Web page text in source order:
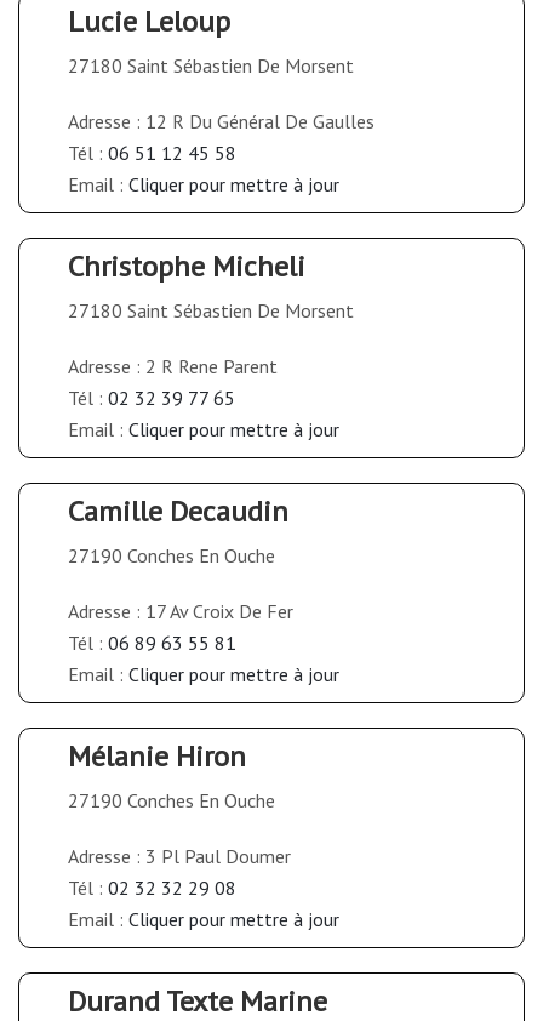
Lucie Leloup
27180 Saint Sébastien De Morsent
Adresse : 12 R Du Général De Gaulles
Tél : 06 51 12 45 58
Email : Cliquer pour mettre à jour
Christophe Micheli
27180 Saint Sébastien De Morsent
Adresse : 2 R Rene Parent
Tél : 02 32 39 77 65
Email : Cliquer pour mettre à jour
Camille Decaudin
27190 Conches En Ouche
Adresse : 17 Av Croix De Fer
Tél : 06 89 63 55 81
Email : Cliquer pour mettre à jour
Mélanie Hiron
27190 Conches En Ouche
Adresse : 3 Pl Paul Doumer
Tél : 02 32 32 29 08
Email : Cliquer pour mettre à jour
Durand Texte Marine